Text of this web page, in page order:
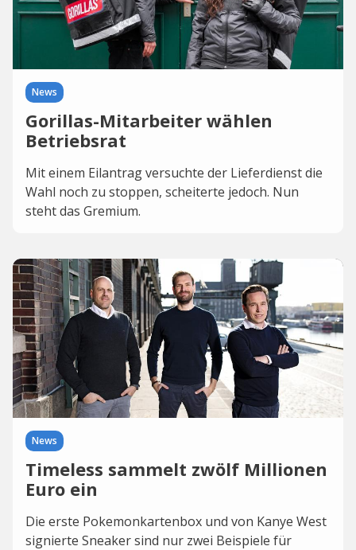
News
Gorillas-Mitarbeiter wählen
Betriebsrat
Mit einem Eilantrag versuchte der Lieferdienst die
Wahl noch zu stoppen, scheiterte jedoch. Nun
steht das Gremium.
News
Timeless sammelt zwölf Millionen
Euro ein
Die erste Pokemonkartenbox und von Kanye West
signierte Sneaker sind nur zwei Beispiele für